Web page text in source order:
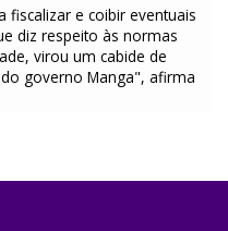
fiscalizar e coibir eventuais
diz respeito às normas
virou um cabide de
governo Manga", afirma